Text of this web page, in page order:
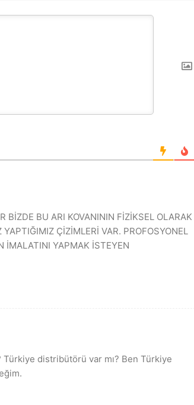
BİZDE BU ARI KOVANININ FİZİKSEL OLARAK
ÇİZİMLERİ VAR. PROFOSYONEL
İMALATINI YAPMAK İSTEYEN
Türkiye distribütörü var mı? Ben Türkiye